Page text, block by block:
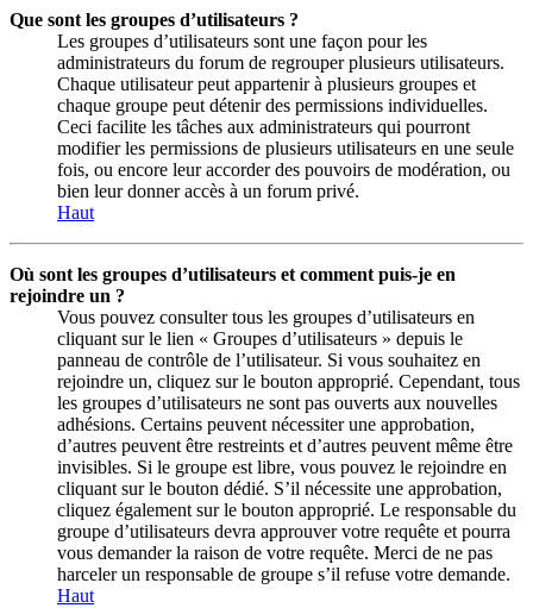
Que sont les groupes d’utilisateurs ?
Les groupes d’utilisateurs sont une façon pour les
administrateurs du forum de regrouper plusieurs utilisateurs.
Chaque utilisateur peut appartenir à plusieurs groupes et
chaque groupe peut détenir des permissions individuelles.
Ceci facilite les tâches aux administrateurs qui pourront
modifier les permissions de plusieurs utilisateurs en une seule
fois, ou encore leur accorder des pouvoirs de modération, ou
bien leur donner accès à un forum privé.
Haut
Où sont les groupes d’utilisateurs et comment puis-je en
rejoindre un ?
Vous pouvez consulter tous les groupes d’utilisateurs en
cliquant sur le lien « Groupes d’utilisateurs » depuis le
panneau de contrôle de l’utilisateur. Si vous souhaitez en
rejoindre un, cliquez sur le bouton approprié. Cependant, tous
les groupes d’utilisateurs ne sont pas ouverts aux nouvelles
adhésions. Certains peuvent nécessiter une approbation,
d’autres peuvent être restreints et d’autres peuvent même être
invisibles. Si le groupe est libre, vous pouvez le rejoindre en
cliquant sur le bouton dédié. S’il nécessite une approbation,
cliquez également sur le bouton approprié. Le responsable du
groupe d’utilisateurs devra approuver votre requête et pourra
vous demander la raison de votre requête. Merci de ne pas
harceler un responsable de groupe s’il refuse votre demande.
Haut